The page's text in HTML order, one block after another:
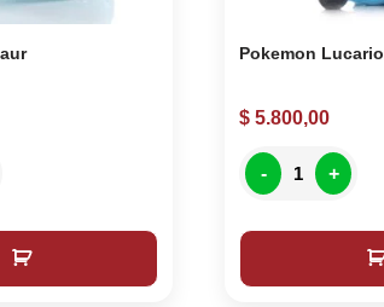
Pokemon Lucario
$ 5.800,00
- +